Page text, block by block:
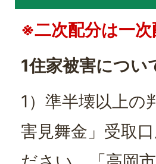
※二次配分は一
1住家被害につい
1）準半壊以上の
害見舞金」受取